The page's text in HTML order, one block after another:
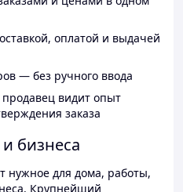
оплатой и выдачей
— без ручного ввода
видит опыт
заказа
бизнеса
нужное для дома, работы,
Крупнейший